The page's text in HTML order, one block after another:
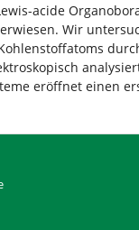
acide
Wir
eröffnet einen